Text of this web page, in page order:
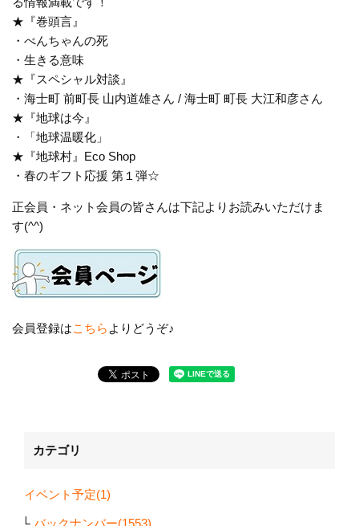
★『巻頭言』
・べんちゃんの死
・生きる意味
★『スペシャル対談』
・海士町 前町長 山内道雄さん / 海士町 町長 大江和彦さん
★『地球は今』
・「地球温暖化」
★『地球村』Eco Shop
・春のギフト応援 第１弾☆
正会員・ネット会員の皆さんは下記よりお読みいただけま
す(^^)
会員登録はこちら よりどうぞ♪
カテゴリ
イベント予定(1)
バックナンバー(1553)